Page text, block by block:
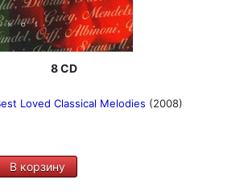
8 CD
Loved Classical Melodies (2008)
В корзину